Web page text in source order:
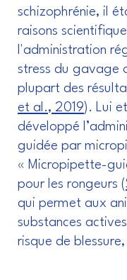
schizophrénie, il
raisons
l'administration
stress du gavage
plupart des
et al., 2019). Lui
développé
guidée par
« Micropipette-
pour les rongeurs (
qui permet aux
substances
risque de